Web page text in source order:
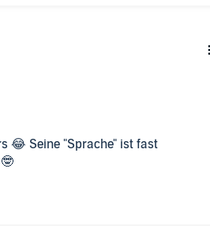
😂 Seine "Sprache" ist fast